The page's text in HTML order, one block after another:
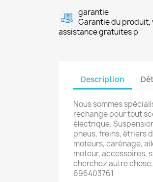
garantie
Garantie du produit,
assistance gratuites p
Description
Nous sommes
rechange pour tout
électrique.
pneus, freins, étriers
moteurs, carénage,
moteur, accessoires,
cherchez autre
696403761